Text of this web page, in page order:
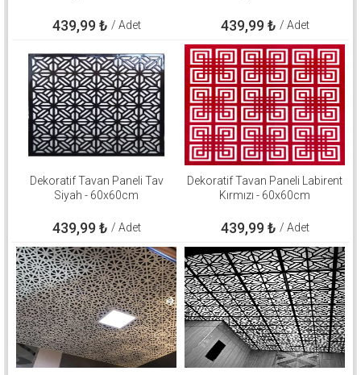
439,99₺ / Adet 439,99₺ / Adet
Dekoratif Tavan Paneli Tav
Siyah - 60x60cm
439,99₺ / Adet
Dekoratif Tavan Paneli Labirent
Kırmızı - 60x60cm
439,99₺ / Adet